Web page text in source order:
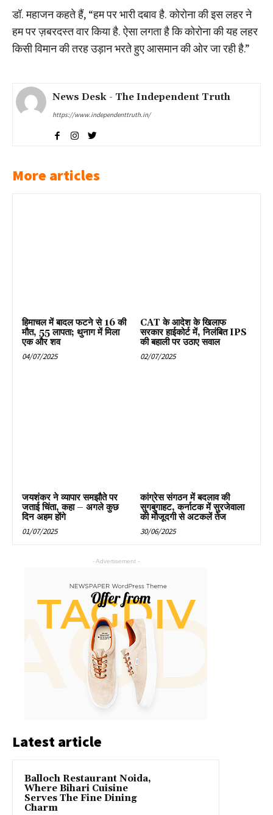
डॉ. महाजन कहते हैं, “हम पर भारी दबाव है. कोरोना की इस लहर ने
हम पर ज़बरदस्त वार किया है. ऐसा लगता है कि कोरोना की यह लहर
किसी विमान की तरह उड़ान भरते हुए आसमान की ओर जा रही है.”
News Desk - The Independent Truth
https://www.independenttruth.in/
More articles
हिमाचल में बादल फटने से 16 की
मौत, 55 लापता; थुनाग में मिला
एक और शव
04/07/2025
CAT के आदेश के खिलाफ
सरकार हाईकोर्ट में, निलंबित IPS
की बहाली पर उठाए सवाल
02/07/2025
जयशंकर ने व्यापार समझौते पर
जताई चिंता, कहा – अगले कुछ
दिन अहम होंगे
01/07/2025
कांग्रेस संगठन में बदलाव की
सुगबुगाहट, कर्नाटक में सुरजेवाला
की मौजूदगी से अटकलें तेज
30/06/2025
- Advertisement -
Latest article
Balloch Restaurant Noida,
Where Bihari Cuisine
Serves The Fine Dining
Charm